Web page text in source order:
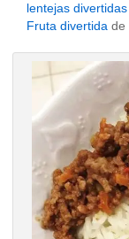
lentejas divertidas
Fruta divertida de